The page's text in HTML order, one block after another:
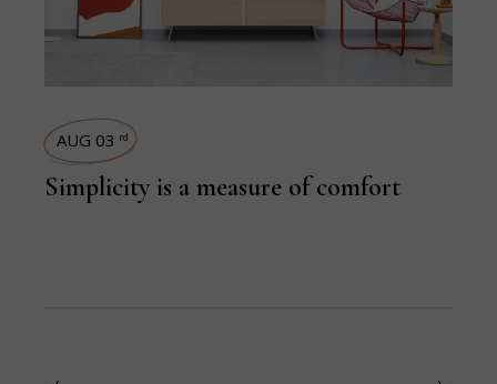
AUG 03 rd
Simplicity is a measure of comfort